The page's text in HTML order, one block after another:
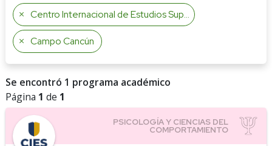
Centro Internacional de Estudios Superiores de Morelos
Campo Cancún
Se encontró 1 programa académico
Página 1 de 1